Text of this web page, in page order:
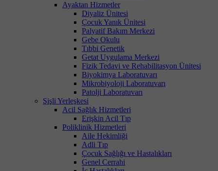
Ayaktan Hizmetler
Diyaliz Ünitesi
Çocuk Yanık Ünitesi
Palyatif Bakım Merkezi
Gebe Okulu
Tıbbi Genetik
Getat Uygulama Merkezi
Fizik Tedavi ve Rehabilitasyon Ünitesi
Biyokimya Laboratuvarı
Mikrobiyoloji Laboratuvarı
Patolji Laboratuvarı
Şişli Yerleşkesi
Acil Sağlık Hizmetleri
Erişkin Acil Tıp
Poliklinik Hizmetleri
Aile Hekimliği
Adli Tıp
Çocuk Sağlığı ve Hastalıkları
Genel Cerrahi